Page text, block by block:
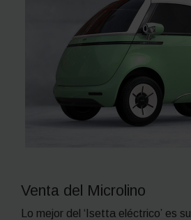
Venta del Microlino
Lo mejor del ‘Isetta eléctrico’ es su